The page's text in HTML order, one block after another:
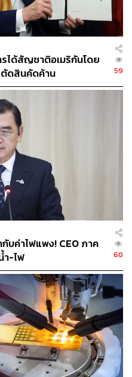
อนให้เห็นถึงแนวโน้มที่
‘ผู้ผลิตอาหาร’ ไปสู่การเป็น
มิภาคและของโลกมากขึ้น
เกษตรและอาหาร ความ
ามสามารถในการเชื่อม
ด้วยกัน
จัดขึ้นโดยกรมส่งเสริมการ
รวงพาณิชย์ ร่วมกับ
(KM) ซึ่งทั้ง 3 หน่วย
นปี 2570 ให้มีขนาดใหญ่
จัดงานระหว่างวันที่ 25-
นที่จัดแสดงทั้ง 12 อาคาร
รับการเติบโตของ
โลกในอนาคต
WEALTH
กหรือใช้งานอยู่แล้วได้เลย
ระทรวงพาณิชย์
2026
ได้สัญชาติอเมริกันโดย
ดสินคัดค้าน
59
บค่าไฟแพง! CEO ภาค
ำ-ไฟ
60